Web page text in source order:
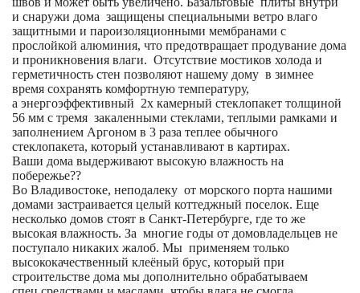
и снаружи дома защищены специальными ветро влаго
защитными и пароизоляционными мембранами с
прослойкой алюминия, что предотвращает продувание дома
и проникновения влаги. Отсутствие мостиков холода и
герметичность стен позволяют нашему дому в зимнее
время сохранять комфортную температуру,
а энергоэффективный 2х камерный стеклопакет толщиной
56 мм с тремя закаленными стеклами, теплыми рамками и
заполнением Аргоном в 3 раза теплее обычного
стеклопакета, который устанавливают в картирах.
Ваши дома выдерживают высокую влажность на
побережье??
Во Владивостоке, неподалеку от морского порта нашими
домами застраивается целый коттеджный поселок. Еще
несколько домов стоят в Санкт-Петербурге, где то же
высокая влажность. За многие годы от домовладельцев не
поступало никаких жалоб. Мы применяем только
высококачественный клеёный брус, который при
строительстве дома мы дополнительно обрабатываем